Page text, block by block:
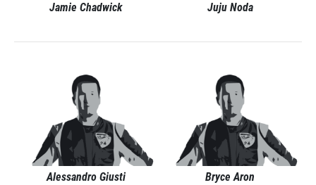
Jamie Chadwick Juju Noda
Alessandro Giusti Bryce Aron